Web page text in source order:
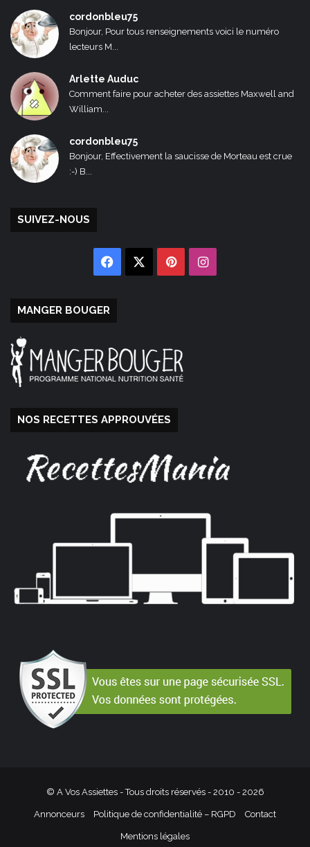
cordonbleu75
Bonjour, Pour tous renseignements voici le numéro
lecteurs M...
Arlette Auduc
Comment faire pour acheter des assiettes Maxwell and
William...
cordonbleu75
Bonjour, Effectivement la saucisse de Morteau est crue
:-) B...
SUIVEZ-NOUS
Facebook PinterestInstagram
MANGER BOUGER
NOS RECETTES APPROUVÉES
© A Vos Assiettes - Tous droits réservés - 2010 - 2026
Annonceurs Politique de confidentialité – RGPD Contact
Mentions légales